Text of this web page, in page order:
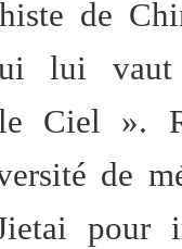
de
lui
Ciel ».
de
pour